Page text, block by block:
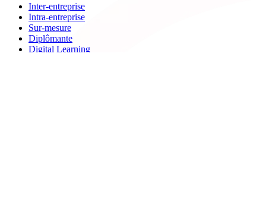
Inter-entreprise
Intra-entreprise
Sur-mesure
Diplômante
Digital Learning